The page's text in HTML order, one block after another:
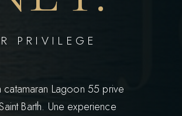
PRIVILEGE
Lagoon 55 prive
Barth. Une experience